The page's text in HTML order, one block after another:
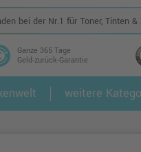
Ganze 365 Tage
Geld-zurück-Garantie
2. weitere